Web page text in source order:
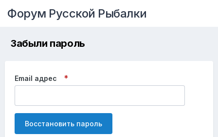
Форум Русской Рыбалки
Забыли пароль
Email адрес
Восстановить пароль